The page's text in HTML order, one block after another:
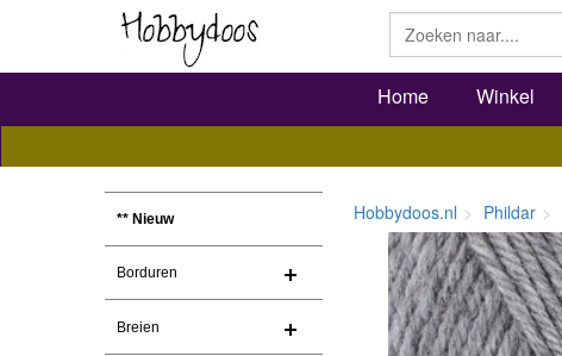
Home Winkel
** Nieuw
Borduren
Breien
Hobbydoos.nl Phildar